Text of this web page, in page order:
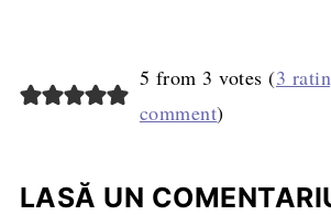
5 from 3 votes (3
comment)
LASĂ UN